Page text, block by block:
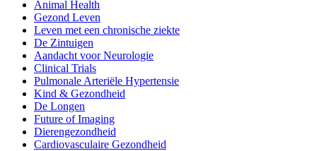
Animal Health
Gezond Leven
Leven met een chronische ziekte
De Zintuigen
Aandacht voor Neurologie
Clinical Trials
Pulmonale Arteriële Hypertensie
Kind & Gezondheid
De Longen
Future of Imaging
Dierengezondheid
Cardiovasculaire Gezondheid